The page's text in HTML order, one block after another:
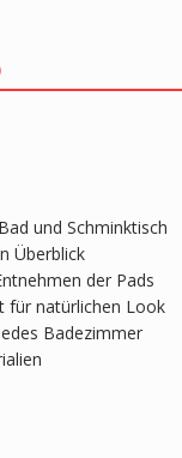
und Schminktisch
Überblick
der Pads
für natürlichen Look
Badezimmer